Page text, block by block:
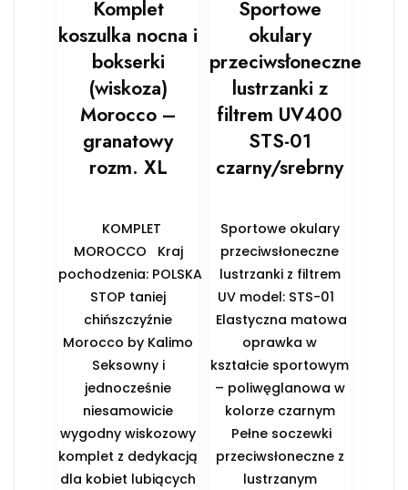
Komplet
koszulka nocna i
bokserki
(wiskoza)
Morocco –
granatowy
rozm. XL
KOMPLET
MOROCCO Kraj
pochodzenia: POLSKA
STOP taniej
chińszczyźnie
Morocco by Kalimo
Seksowny i
jednocześnie
niesamowicie
wygodny wiskozowy
komplet z dedykacją
dla kobiet lubiących
Sportowe
okulary
przeciwsłoneczne
lustrzanki z
filtrem UV400
STS-01
czarny/srebrny
Sportowe okulary
przeciwsłoneczne
lustrzanki z filtrem
UV model: STS-01
Elastyczna matowa
oprawka w
kształcie sportowym
– poliwęglanowa w
kolorze czarnym
Pełne soczewki
przeciwsłoneczne z
lustrzanym